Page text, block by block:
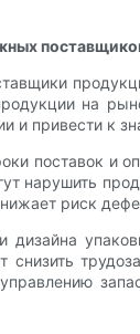
на
и привести к
поставок и
нарушить
риск
снизить